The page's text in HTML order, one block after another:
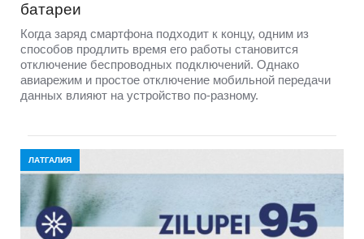
батареи
Когда заряд смартфона подходит к концу, одним из
способов продлить время его работы становится
отключение беспроводных подключений. Однако
авиарежим и простое отключение мобильной передачи
данных влияют на устройство по-разному.
ЛАТГАЛИЯ